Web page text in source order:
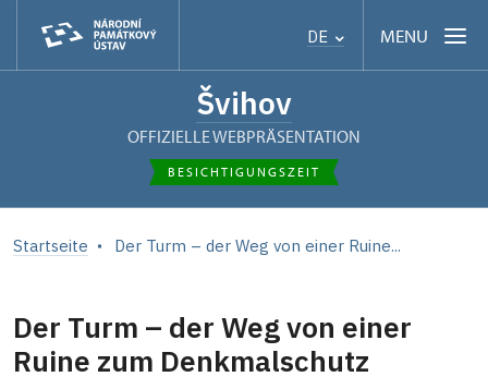
DE MENU
Švihov
OFFIZIELLE WEBPRÄSENTATION
BESICHTIGUNGSZEIT
Startseite Der Turm – der Weg von einer Ruine...
Der Turm – der Weg von einer
Ruine zum Denkmalschutz